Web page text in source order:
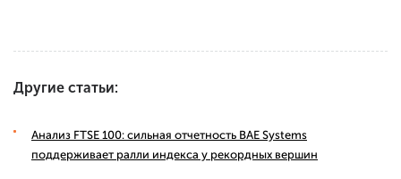
Другие статьи:
Анализ FTSE 100: сильная отчетность BAE Systems
поддерживает ралли индекса у рекордных вершин